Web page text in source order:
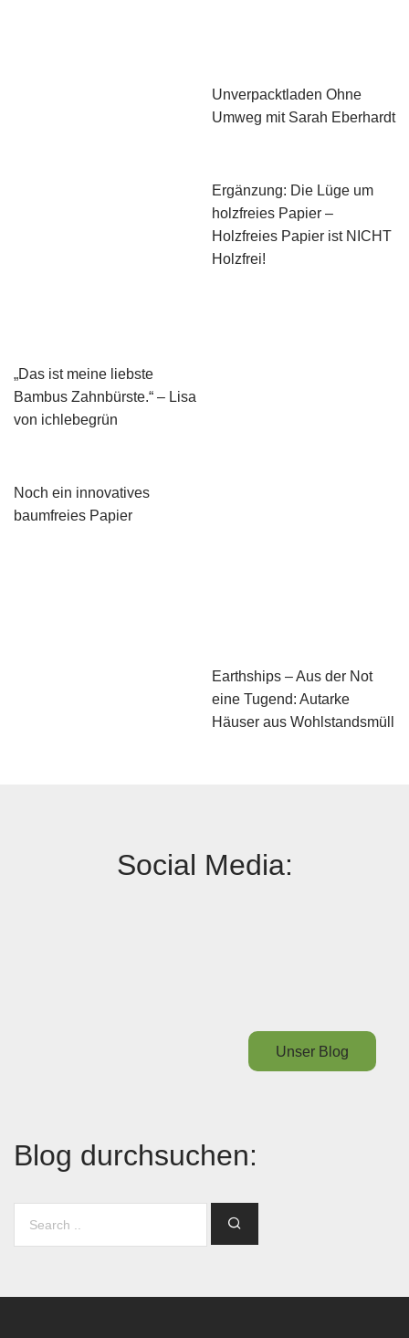
Unverpacktladen Ohne
Umweg mit Sarah Eberhardt
„Das ist meine liebste
Bambus Zahnbürste.“ – Lisa
von ichlebegrün
Ergänzung: Die Lüge um
holzfreies Papier –
Holzfreies Papier ist NICHT
Holzfrei!
Noch ein innovatives
baumfreies Papier
Earthships – Aus der Not
eine Tugend: Autarke
Häuser aus Wohlstandsmüll
Social Media:
Unser Blog
Blog durchsuchen: